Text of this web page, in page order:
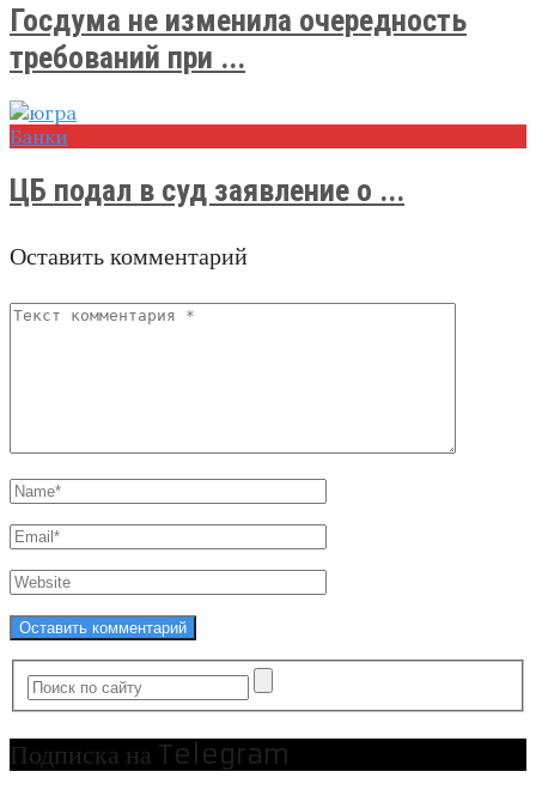
Госдума не изменила очередность
требований при ...
Банки
ЦБ подал в суд заявление о ...
Оставить комментарий
Подписка на Telegram